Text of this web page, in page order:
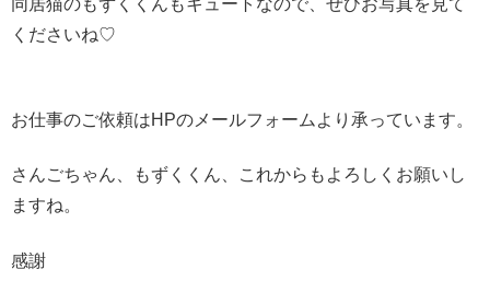
くださいね♡
お仕事のご依頼はHPのメールフォームより承っています。
さんごちゃん、もずくくん、これからもよろしくお願いし
ますね。
感謝